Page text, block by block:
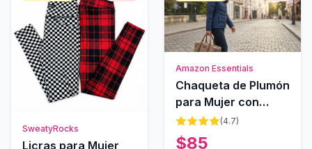
SweatyRocks
Licras para Mujer
Amazon Essentials
Chaqueta de Plumón
para Mujer con
Bolsa de Viaje
(4.7)
$85